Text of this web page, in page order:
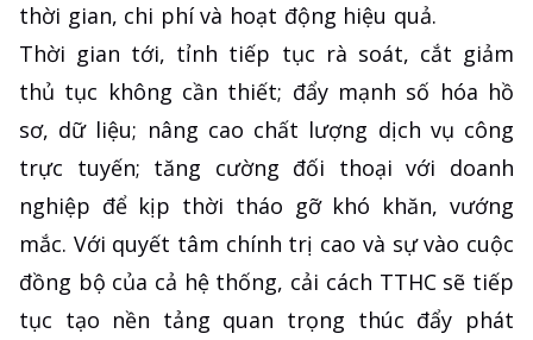
thời gian, chi phí và hoạt động hiệu quả.
Thời gian tới, tỉnh tiếp tục rà soát, cắt giảm
thủ tục không cần thiết; đẩy mạnh số hóa hồ
sơ, dữ liệu; nâng cao chất lượng dịch vụ công
trực tuyến; tăng cường đối thoại với doanh
nghiệp để kịp thời tháo gỡ khó khăn, vướng
mắc. Với quyết tâm chính trị cao và sự vào cuộc
đồng bộ của cả hệ thống, cải cách TTHC sẽ tiếp
tục tạo nền tảng quan trọng thúc đẩy phát